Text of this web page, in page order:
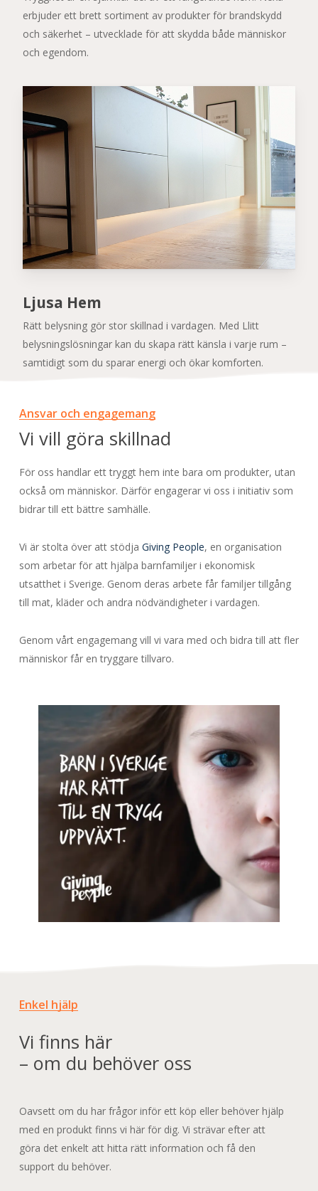
erbjuder ett brett sortiment av produkter för brandskydd
och säkerhet – utvecklade för att skydda både människor
och egendom.
Ljusa Hem
Rätt belysning gör stor skillnad i vardagen. Med Llitt
belysningslösningar kan du skapa rätt känsla i varje rum –
samtidigt som du sparar energi och ökar komforten.
Ansvar och engagemang
Vi vill göra skillnad
För oss handlar ett tryggt hem inte bara om produkter, utan
också om människor. Därför engagerar vi oss i initiativ som
bidrar till ett bättre samhälle.
Vi är stolta över att stödja Giving People, en organisation
som arbetar för att hjälpa barnfamiljer i ekonomisk
utsatthet i Sverige. Genom deras arbete får familjer tillgång
till mat, kläder och andra nödvändigheter i vardagen.
Genom vårt engagemang vill vi vara med och bidra till att fler
människor får en tryggare tillvaro.
Enkel hjälp
Vi finns här
– om du behöver oss
Oavsett om du har frågor inför ett köp eller behöver hjälp
med en produkt finns vi här för dig. Vi strävar efter att
göra det enkelt att hitta rätt information och få den
support du behöver.